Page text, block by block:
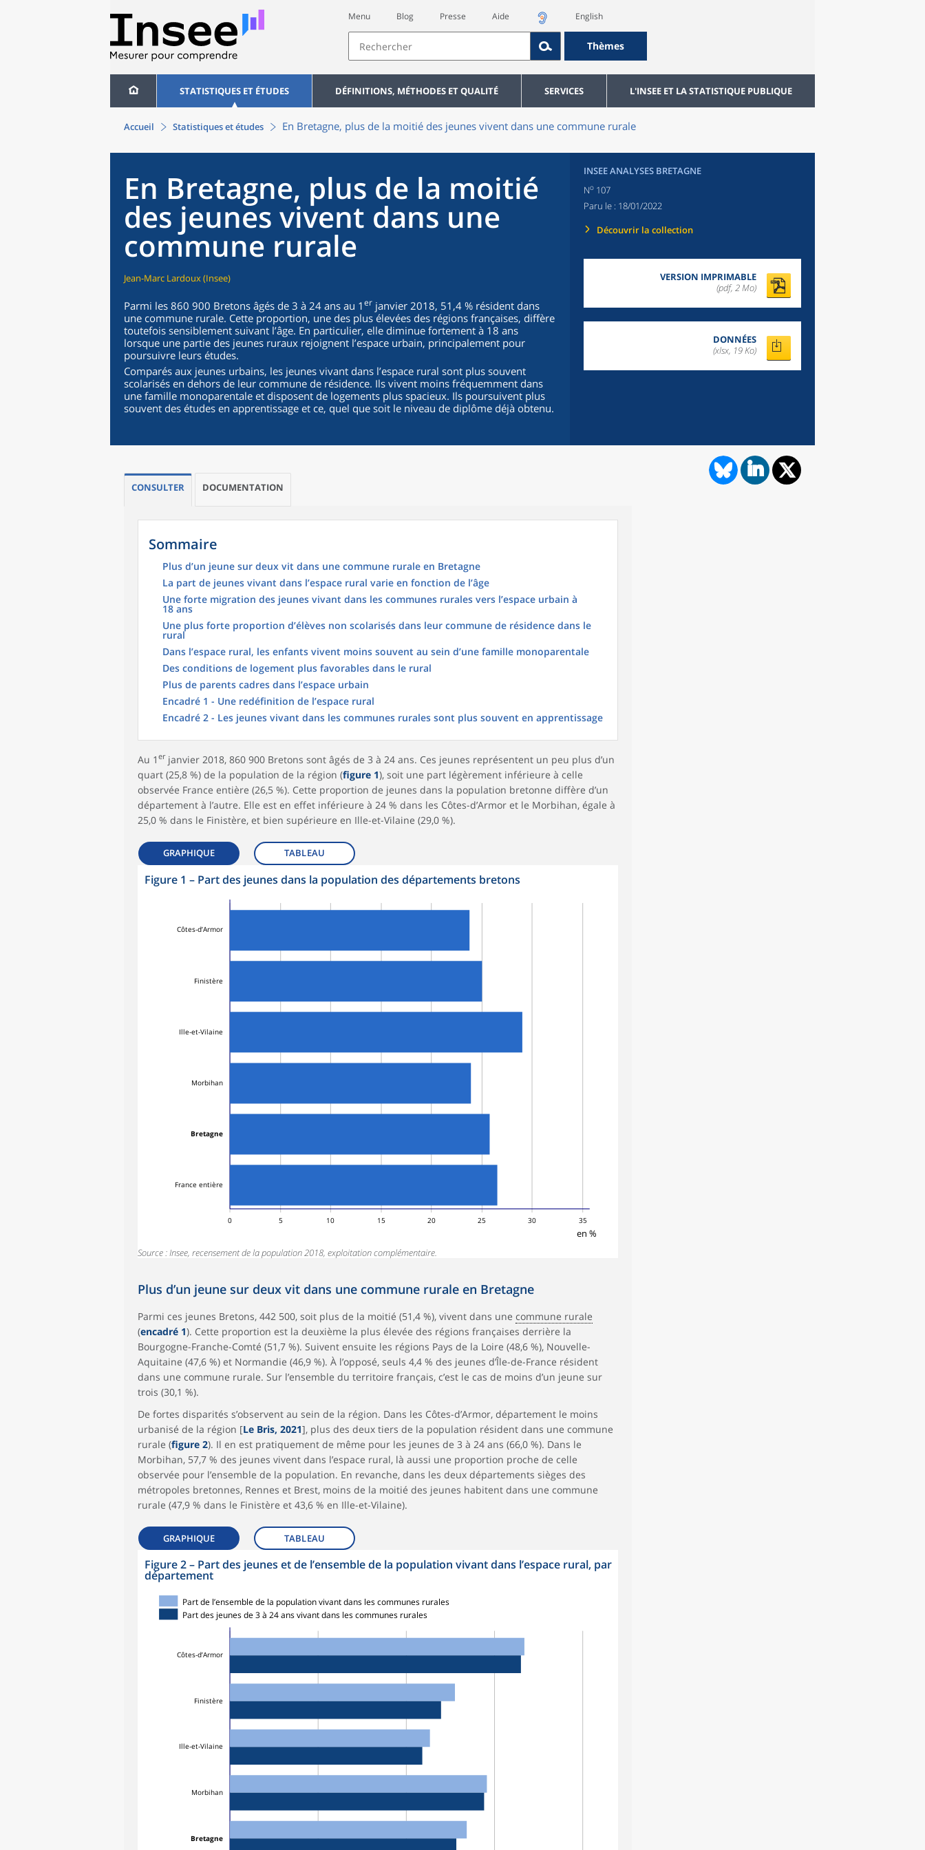
Menu Blog Presse Aide English
Thèmes
STATISTIQUES ET ÉTUDES DÉFINITIONS, MÉTHODES ET QUALITÉ SERVICES L'INSEE ET LA STATISTIQUE PUBLIQUE
Accueil Statistiques et études En Bretagne, plus de la moitié des jeunes vivent dans une commune rurale
En Bretagne, plus de la moitié
des jeunes vivent dans une
commune rurale
Jean-Marc Lardoux (Insee)
Parmi les 860 900 Bretons âgés de 3 à 24 ans au 1er janvier 2018, 51,4 % résident dans
une commune rurale. Cette proportion, une des plus élevées des régions françaises, diffère
toutefois sensiblement suivant l’âge. En particulier, elle diminue fortement à 18 ans
lorsque une partie des jeunes ruraux rejoignent l’espace urbain, principalement pour
poursuivre leurs études.
Comparés aux jeunes urbains, les jeunes vivant dans l’espace rural sont plus souvent
scolarisés en dehors de leur commune de résidence. Ils vivent moins fréquemment dans
une famille monoparentale et disposent de logements plus spacieux. Ils poursuivent plus
souvent des études en apprentissage et ce, quel que soit le niveau de diplôme déjà obtenu.
INSEE ANALYSES BRETAGNE
No 107
Paru le : 18/01/2022
Découvrir la collection
VERSION IMPRIMABLE
(pdf, 2 Mo)
DONNÉES
(xlsx, 19 Ko)
CONSULTER DOCUMENTATION
Sommaire
Plus d’un jeune sur deux vit dans une commune rurale en Bretagne
La part de jeunes vivant dans l’espace rural varie en fonction de l’âge
Une forte migration des jeunes vivant dans les communes rurales vers l’espace urbain à
18 ans
Une plus forte proportion d’élèves non scolarisés dans leur commune de résidence dans le
rural
Dans l’espace rural, les enfants vivent moins souvent au sein d’une famille monoparentale
Des conditions de logement plus favorables dans le rural
Plus de parents cadres dans l’espace urbain
Encadré 1 - Une redéfinition de l’espace rural
Encadré 2 - Les jeunes vivant dans les communes rurales sont plus souvent en apprentissage
Au 1 erjanvier 2018, 860 900 Bretons sont âgés de 3 à 24 ans. Ces jeunes représentent un peu plus d’un
quart (25,8 %) de la population de la région (figure 1), soit une part légèrement inférieure à celle
observée France entière (26,5 %). Cette proportion de jeunes dans la population bretonne diffère d’un
département à l’autre. Elle est en effet inférieure à 24 % dans les Côtes-d’Armor et le Morbihan, égale à
25,0 % dans le Finistère, et bien supérieure en Ille-et-Vilaine (29,0 %).
GRAPHIQUE TABLEAU
Figure 1 – Part des jeunes dans la population des départements bretons
0 5 10 15 20 25 30 35
en %
Côtes-d’Armor
Finistère
Ille-et-Vilaine
Morbihan
Bretagne
France entière
Source : Insee, recensement de la population 2018, exploitation complémentaire.
Plus d’un jeune sur deux vit dans une commune rurale en Bretagne
Parmi ces jeunes Bretons, 442 500, soit plus de la moitié (51,4 %), vivent dans une commune rurale
(encadré 1). Cette proportion est la deuxième la plus élevée des régions françaises derrière la
Bourgogne-Franche-Comté (51,7 %). Suivent ensuite les régions Pays de la Loire (48,6 %), Nouvelle-
Aquitaine (47,6 %) et Normandie (46,9 %). À l’opposé, seuls 4,4 % des jeunes d’Île-de-France résident
dans une commune rurale. Sur l’ensemble du territoire français, c’est le cas de moins d’un jeune sur
trois (30,1 %).
De fortes disparités s’observent au sein de la région. Dans les Côtes-d’Armor, département le moins
urbanisé de la région [Le Bris, 2021], plus des deux tiers de la population résident dans une commune
rurale (figure 2). Il en est pratiquement de même pour les jeunes de 3 à 24 ans (66,0 %). Dans le
Morbihan, 57,7 % des jeunes vivent dans l’espace rural, là aussi une proportion proche de celle
observée pour l’ensemble de la population. En revanche, dans les deux départements sièges des
métropoles bretonnes, Rennes et Brest, moins de la moitié des jeunes habitent dans une commune
rurale (47,9 % dans le Finistère et 43,6 % en Ille-et-Vilaine).
GRAPHIQUE TABLEAU
Figure 2– Part des jeunes et de l’ensemble de la population vivant dans l’espace rural, par
département
Côtes-d’Armor
Finistère
Ille-et-Vilaine
Morbihan
Bretagne
Part de l’ensemble de la population vivant dans les communes rurales
Part des jeunes de 3 à 24 ans vivant dans les communes rurales